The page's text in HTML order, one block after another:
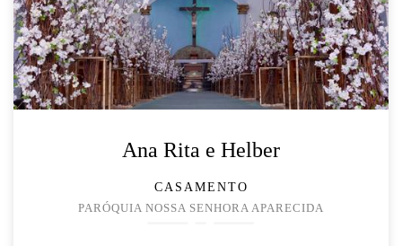
Ana Rita e Helber
CASAMENTO
PARÓQUIA NOSSA SENHORA APARECIDA